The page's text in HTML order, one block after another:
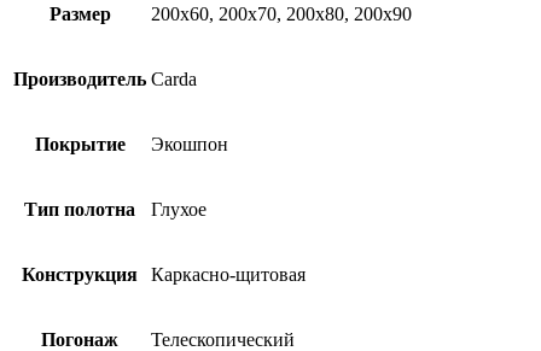
Размер 200х60, 200х70, 200х80, 200х90
Производитель Carda
Покрытие Экошпон
Тип полотна Глухое
Конструкция Каркасно-щитовая
Погонаж Телескопический